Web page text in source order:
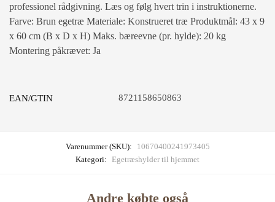
professionel rådgivning. Læs og følg hvert trin i instruktionerne.
Farve: Brun egetræ Materiale: Konstrueret træ Produktmål: 43 x 9
x 60 cm (B x D x H) Maks. bæreevne (pr. hylde): 20 kg
Montering påkrævet: Ja
EAN/GTIN 8721158650863
Varenummer (SKU):
10670400241973405
Kategori: Egetræshylder til hjemmet
Andre købte også